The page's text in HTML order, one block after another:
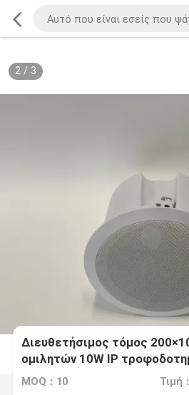
2/ 3
Διευθετήσιμος τόμος
ομιλητών 10W IP
εισόδου
MOQ：10 Τιμή